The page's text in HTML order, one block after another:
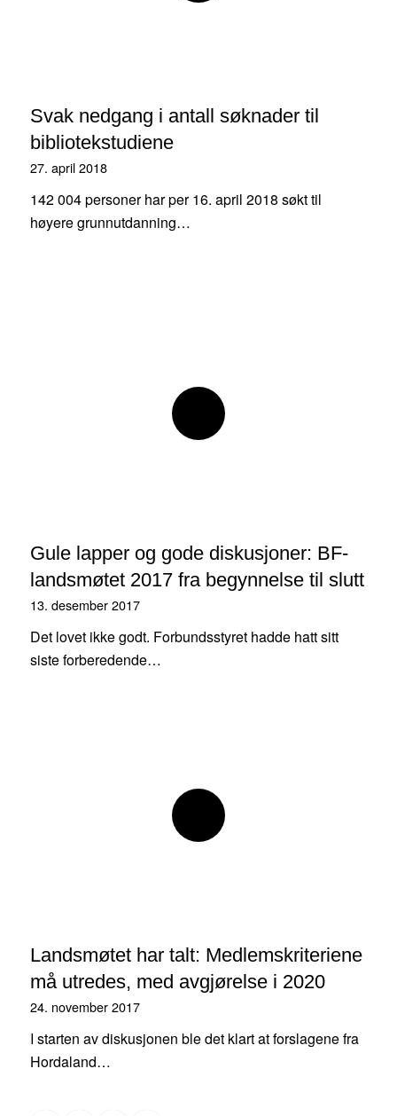
Svak nedgang i antall søknader til
bibliotekstudiene
27. april 2018
142 004 personer har per 16. april 2018 søkt til
høyere grunnutdanning…
Gule lapper og gode diskusjoner: BF-
landsmøtet 2017 fra begynnelse til slutt
13. desember 2017
Det lovet ikke godt. Forbundsstyret hadde hatt sitt
siste forberedende…
Landsmøtet har talt: Medlemskriteriene
må utredes, med avgjørelse i 2020
24. november 2017
I starten av diskusjonen ble det klart at forslagene fra
Hordaland…